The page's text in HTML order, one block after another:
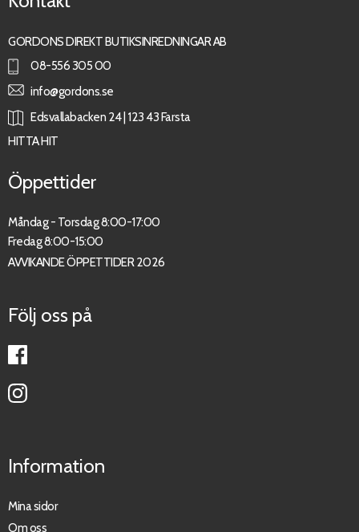
GORDONS DIREKT BUTIKSINREDNINGAR AB
08-556 305 00
info@gordons.se
Edsvallabacken 24 | 123 43 Farsta
HITTA HIT
Öppettider
Måndag - Torsdag 8:00-17:00
Fredag 8:00-15:00
AVVIKANDE ÖPPETTIDER 2026
Följ oss på
Information
Mina sidor
Om oss